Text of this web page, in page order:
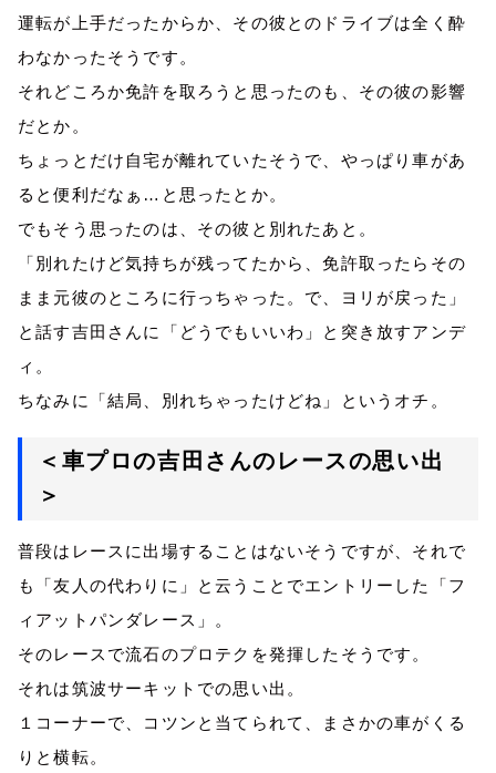
運転が上手だったからか、その彼とのドライブは全く酔
わなかったそうです。
それどころか免許を取ろうと思ったのも、その彼の影響
だとか。
ちょっとだけ自宅が離れていたそうで、やっぱり車があ
ると便利だなぁ…と思ったとか。
でもそう思ったのは、その彼と別れたあと。
「別れたけど気持ちが残ってたから、免許取ったらその
まま元彼のところに行っちゃった。で、ヨリが戻った」
と話す吉田さんに「どうでもいいわ」と突き放すアンデ
ィ。
ちなみに「結局、別れちゃったけどね」というオチ。
＜車プロの吉田さんのレースの思い出
＞
普段はレースに出場することはないそうですが、それで
も「友人の代わりに」と云うことでエントリーした「フ
ィアットパンダレース」。
そのレースで流石のプロテクを発揮したそうです。
それは筑波サーキットでの思い出。
１コーナーで、コツンと当てられて、まさかの車がくる
りと横転。